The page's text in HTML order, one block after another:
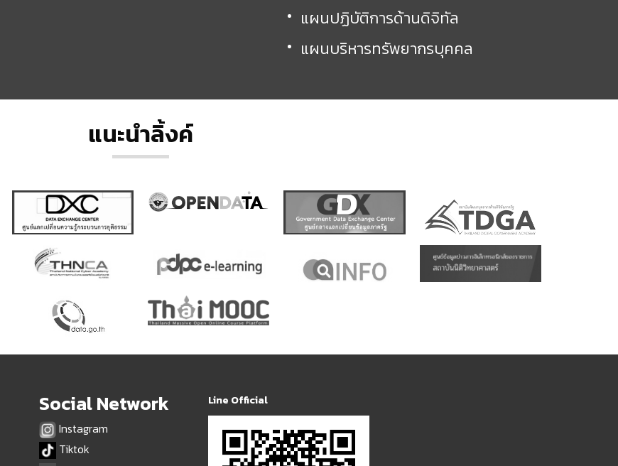
แผนปฏิบัติการด้านดิจิทัล
แผนบริหารทรัพยากรบุคคล
แนะนำลิ้งค์
Social Network
Instagram
Tiktok
Line Official